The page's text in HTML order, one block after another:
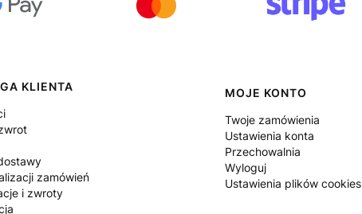
KLIENTA
zamówień
i zwroty
MOJE KONTO
Twoje zamówienia
Ustawienia konta
Przechowalnia
Wyloguj
Ustawienia plików cookies